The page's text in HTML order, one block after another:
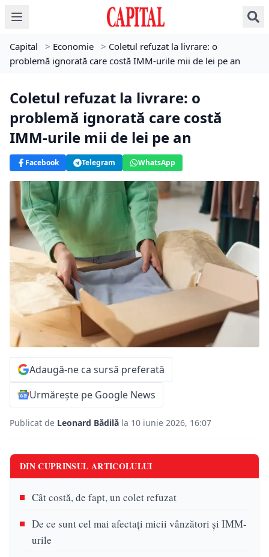
Capital > Economie > Coletul refuzat la livrare: o
problemă ignorată care costă IMM-urile mii de lei pe an
Coletul refuzat la livrare: o
problemă ignorată care costă
IMM-urile mii de lei pe an
Facebook Telegram WhatsApp
Adaugă-ne ca sursă preferată
Urmărește pe Google News
Publicat de Leonard Bădilă la 10 iunie 2026, 16:07
DIN CUPRINSUL ARTICOLULUI
Cât costă, de fapt, un colet refuzat
De ce sunt cel mai afectați micii vânzători și IMM-
urile